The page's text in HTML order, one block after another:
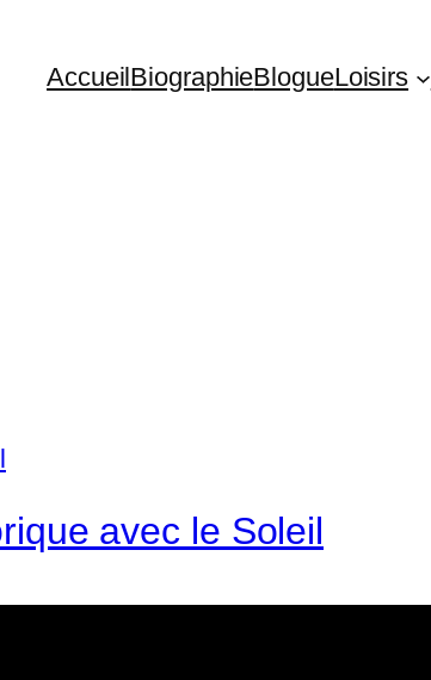
AccueilBiographieBlogueLoisirs
avec le Soleil